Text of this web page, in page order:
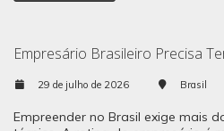
Empresário Brasileiro Precisa
29 de julho de 2026 Brasil
Empreender no Brasil exige mais